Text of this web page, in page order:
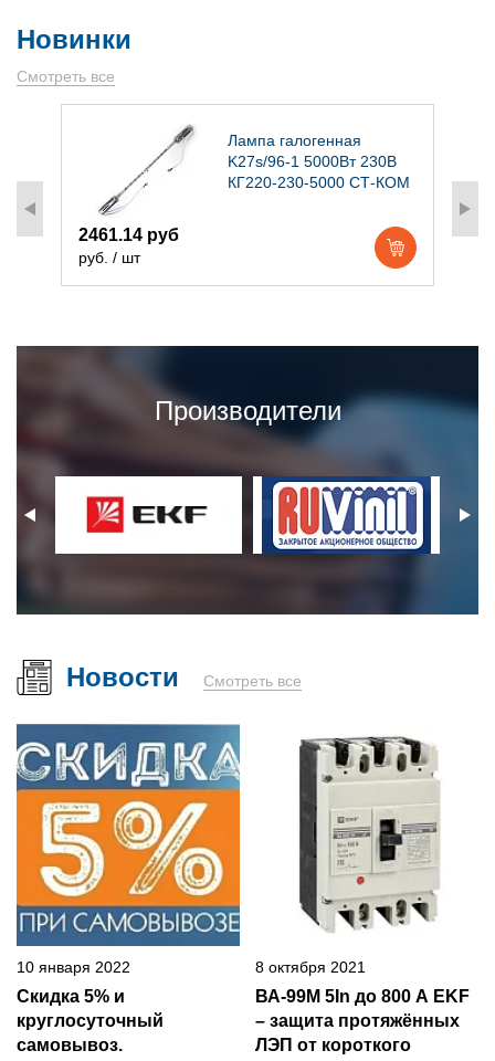
Новинки
Смотреть все
Лампа галогенная
K27s/96-1 5000Вт 230В
КГ220-230-5000 СТ-КОМ
2461.14 руб
руб. / шт
Производители
Новости Смотреть все
10 января 2022
Скидка 5% и
круглосуточный
самовывоз.
8 октября 2021
ВА-99М 5In до 800 А EKF
– защита протяжённых
ЛЭП от короткого